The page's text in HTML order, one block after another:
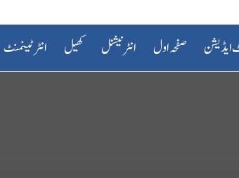
ایڈیشن صفحہ اول انٹرنیشنل کھیل انٹرٹینمنٹ